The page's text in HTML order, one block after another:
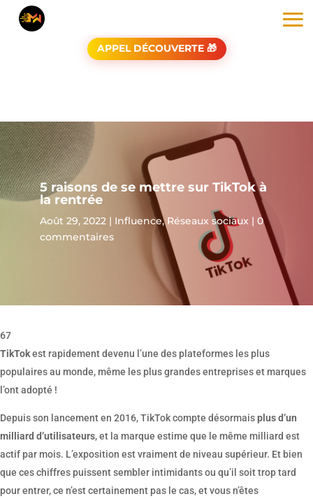
APPEL DÉCOUVERTE 🎁
5 raisons de se mettre sur TikTok à
la rentrée
Août 29, 2022| Influence,Réseaux sociaux | 0
commentaires
67
TikTokest rapidement devenu l’une des plateformes les plus
populaires au monde, même les plus grandes entreprises et marques
l’ont adopté !
Depuis son lancement en 2016, TikTok compte désormaisplus d’un
milliard d’utilisateurs, et la marque estime que le même milliard est
actif par mois. L’exposition est vraiment de niveau supérieur. Et bien
que ces chiffres puissent sembler intimidants ou qu’il soit trop tard
pour entrer, ce n’est certainement pas le cas, et vous n’êtes